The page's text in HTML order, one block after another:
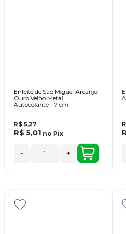
Enfeite de São Miguel Arcanjo
Ouro Velho Metal
Autocolante - 7 cm
R$ 5,27
R$ 5,01 no Pix
- +